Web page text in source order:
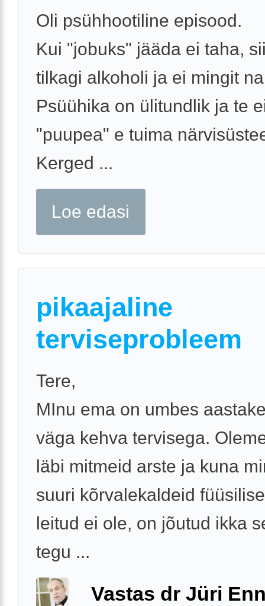
Oli psühhootiline episood.
Kui "jobuks" jääda ei taha,
tilkagi alkoholi ja ei mingit
Psüühika on ülitundlik ja te
"puupea" e tuima
Kerged ...
Loe edasi
pikaajaline
terviseprobleem
Tere,
MInu ema on umbes
väga kehva tervisega.
läbi mitmeid arste ja kuna
suuri kõrvalekaldeid
leitud ei ole, on jõutud ikka
tegu ...
Vastas dr Jüri